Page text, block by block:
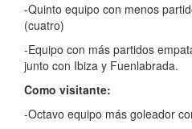
-Quinto equipo con menos
(cuatro)
-Equipo con más partidos
junto con Ibiza y Fuenlabrada.
Como visitante:
-Octavo equipo más goleador